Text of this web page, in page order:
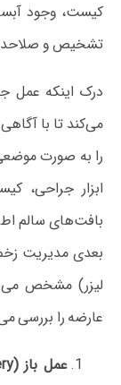
کیست، وجود
تشخیص و
درک اینکه
می‌کند تا با
را به صورت
ابزار جراحی،
بافت‌های سالم
بعدی مدیریت
لیزر) مشخص
عارضه را بررسی
عمل باز (Open Surgery):